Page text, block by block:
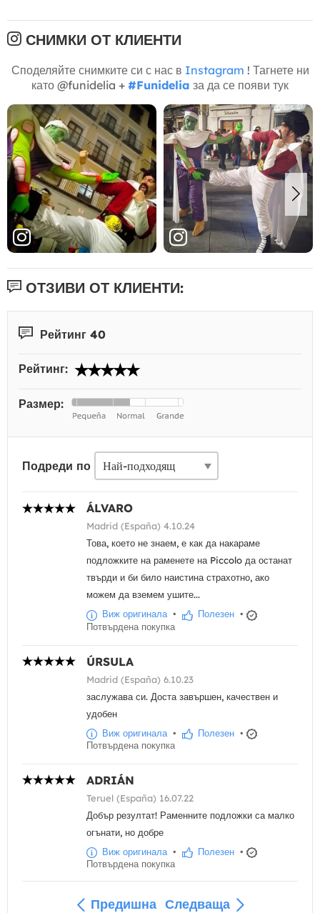
СНИМКИ ОТ КЛИЕНТИ
Споделяйте снимките си с нас в Instagram ! Тагнете ни
като @funidelia + #Funidelia за да се появи тук
ОТЗИВИ ОТ КЛИЕНТИ:
Рейтинг 40
Рейтинг:
Размер:
Подреди по
ÁLVARO
Madrid (España) 4.10.24
Това, което не знаем, е как да накараме
подложките на раменете на Piccolo да останат
твърди и би било наистина страхотно, ако
можем да вземем ушите...
Виж оригинала• Полезен •
Потвърдена покупка
ÚRSULA
Madrid (España) 6.10.23
заслужава си. Доста завършен, качествен и
удобен
Виж оригинала • Полезен •
Потвърдена покупка
ADRIÁN
Teruel (España) 16.07.22
Добър резултат! Раменните подложки са малко
огънати, но добре
Виж оригинала • Полезен •
Потвърдена покупка
Предишна Следваща